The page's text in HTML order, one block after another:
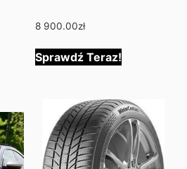
8 900.00zł
Sprawdź Teraz!